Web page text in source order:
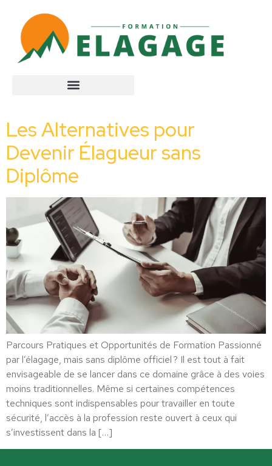
Les Alternatives pour
Devenir Élagueur sans
Diplôme
Parcours Pratiques et Opportunités de Formation Passionné
par l’élagage, mais sans diplôme officiel ? Il est tout à fait
envisageable de se lancer dans ce domaine grâce à des voies
moins traditionnelles. Même si certaines compétences
techniques sont indispensables pour travailler en toute
sécurité, l’accès à la profession reste ouvert à ceux qui
s’investissent dans la […]